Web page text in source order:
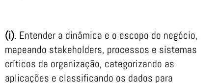
(i). Entender a dinâmica e o escopo do negócio,
mapeando stakeholders, processos e sistemas
críticos da organização, categorizando as
aplicações e classificando os dados para